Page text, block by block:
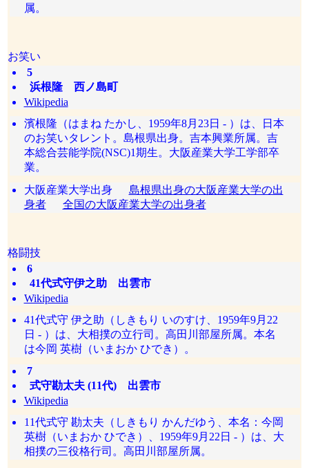
属。
お笑い
5
浜根隆 西ノ島町
Wikipedia
濱根隆（はまね たかし、1959年8月23日 - ）は、日本
のお笑いタレント。島根県出身。吉本興業所属。吉
本総合芸能学院(NSC)1期生。大阪産業大学工学部卒
業。
大阪産業大学出身 島根県出身の大阪産業大学の出
身者
全国の大阪産業大学の出身者
格闘技
6
41代式守伊之助 出雲市
Wikipedia
41代式守 伊之助（しきもり いのすけ、1959年9月22
日 - ）は、大相撲の立行司。高田川部屋所属。本名
は今岡 英樹（いまおか ひでき）。
7
式守勘太夫 (11代) 出雲市
Wikipedia
11代式守 勘太夫（しきもり かんだゆう、本名：今岡
英樹（いまおか ひでき）、1959年9月22日 - ）は、大
相撲の三役格行司。高田川部屋所属。